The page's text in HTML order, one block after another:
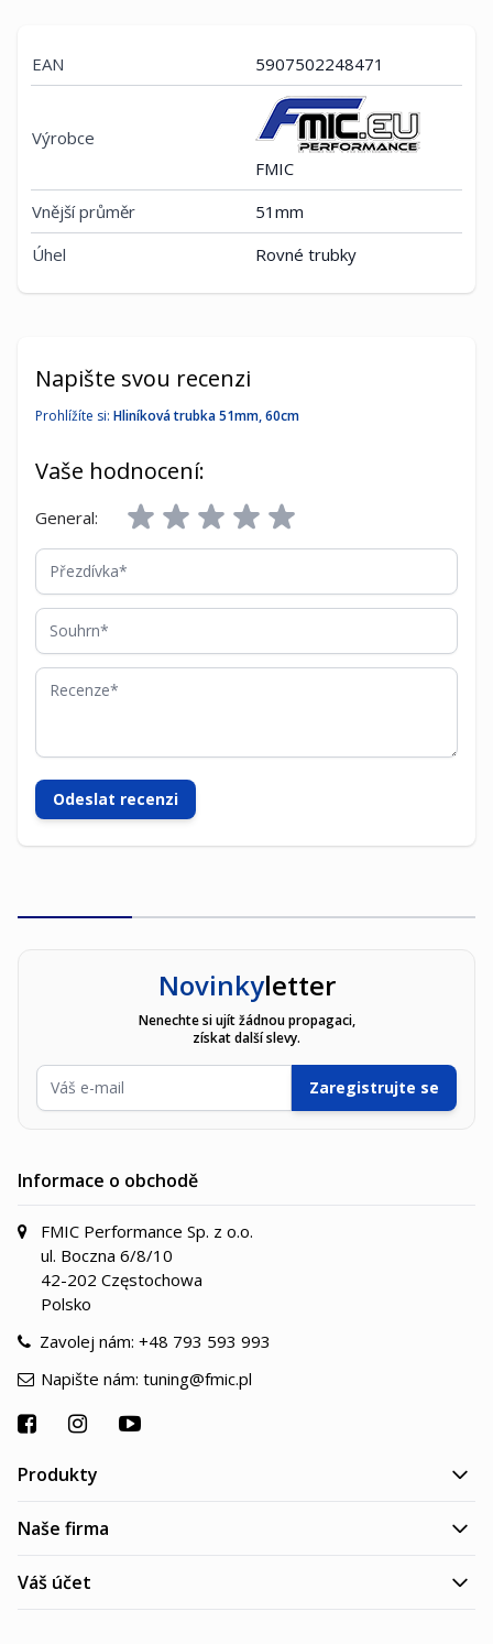
EAN 5907502248471
Výrobce
FMIC
Vnější průměr
51mm
Úhel
Rovné trubky
Napište svou recenzi
Prohlížíte si: Hliníková trubka 51mm, 60cm
Vaše hodnocení:
General:
Přezdívka
Souhrn
Recenze
Odeslat recenzi
Novinkyletter
Nenechte si ujít žádnou propagaci,
získat další slevy.
E-mailová adresa
Zaregistrujte se
Informace o obchodě
FMIC Performance Sp. z o.o.
ul. Boczna 6/8/10
42-202 Częstochowa
Polsko
Zavolej nám: +48 793 593 993
Napište nám: tuning@fmic.pl
Produkty
Naše firma
Váš účet